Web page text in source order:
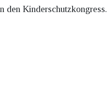
den Kinderschutzkongress.